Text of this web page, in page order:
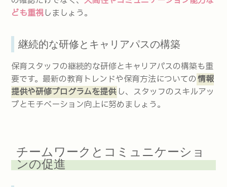
ども重視しましょう。
継続的な研修とキャリアパスの構築
保育スタッフの継続的な研修とキャリアパスの構築も重
要です。最新の教育トレンドや保育方法についての情報
提供や研修プログラムを提供 し、スタッフのスキルアッ
プとモチベーション向上に努めましょう。
チームワークとコミュニケーショ
ンの促進